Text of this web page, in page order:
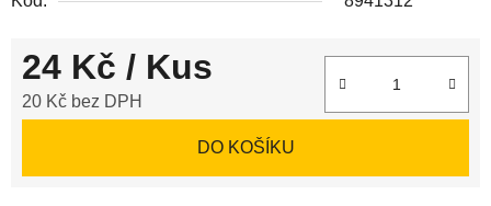
24 Kč / Kus
20 Kč bez DPH
DO KOŠÍKU